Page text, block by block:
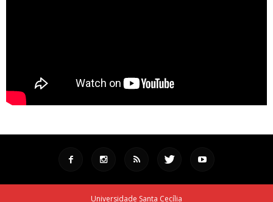
Universidade Santa Cecília